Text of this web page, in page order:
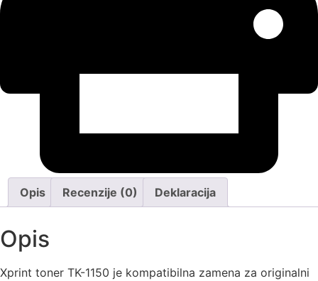
Opis Recenzije (0) Deklaracija
Opis
Xprint toner TK-1150 je kompatibilna zamena za originalni